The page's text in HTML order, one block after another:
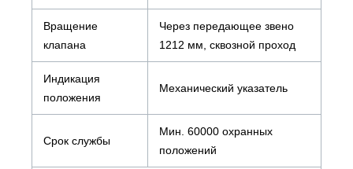
Вращение
клапана
Через передающее звено
1212 мм, сквозной проход
Индикация
положения
Механический указатель
Срок службы
Мин. 60000 охранных
положений